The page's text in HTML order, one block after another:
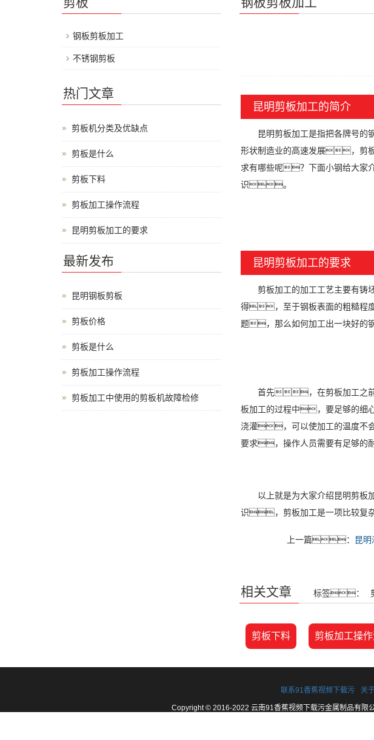
昆明剪板加工的简介
昆明剪板加工是指把各牌号的
形状制造业的高速发展，剪
求有哪些呢？下面小钢给大家
识。
昆明剪板加工的要求
剪板加工的加工工艺主要有
得，至于钢板表面的粗糙程
题，那么如何加工出一块好的
首先，在剪板加工之前
板加工的过程中，要足够的
浇灌，可以使加工的温度不
要求，操作人员需要有足够
以上就是为大家介绍昆明剪板
识，剪板加工是一项比较复
上一篇： 昆
相关文章 标签：
剪板下料 剪板加工操
钢板剪板加工
不锈钢剪板
热门文章
剪板机分类及优缺点
剪板是什么
剪板下料
剪板加工操作流程
昆明剪板加工的要求
最新发布
昆明钢板剪板
剪板价格
剪板是什么
剪板加工操作流程
剪板加工中使用的剪板机故障检修
联系91香蕉视频下载污 关
Copyright © 2016-2022 云南91香蕉视频下载污金属制品有限